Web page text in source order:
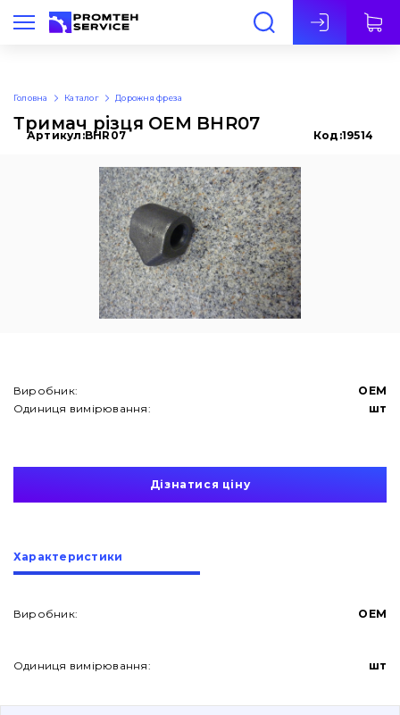
Укр
Про нас
Контакти
Вакансії
Головна Каталог Дорожня фреза
Тримач різця OEM BHR07
Артикул:BHR07 Код:19514
Виробник:
OEM
Одиниця вимірювання:
шт
Дізнатися ціну
Характеристики
Виробник: OEM
Одиниця вимірювання: шт